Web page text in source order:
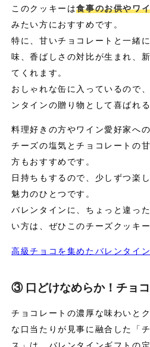
このクッキーは食事のお供やワ
みたい方におすすめです。
特に、甘いチョコレートと一緒
味、香ばしさの対比が生まれ、
てくれます。
おしゃれな缶に入っているので
ンタインの贈り物として喜ばれ
料理好きの方やワイン愛好家へ
チーズの塩気とチョコレートの
方もおすすめです。
日持ちもするので、少しずつ楽
魅力のひとつです。
バレンタインに、ちょっと違っ
い方は、ぜひこのチーズクッキ
高級チョコを集めたバレンタイ
③ 口どけなめらか！チョ
チョコレートの濃厚な味わいと
な口当たりが見事に融合した「
ス」は、バレンタインギフトの